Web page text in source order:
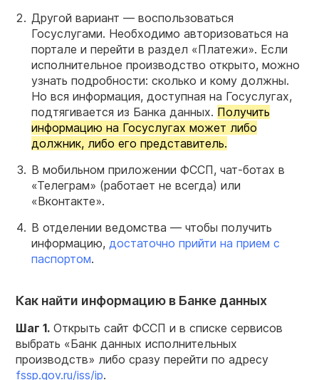
Другой вариант — воспользоваться
Госуслугами. Необходимо авторизоваться на
портале и перейти в раздел «Платежи». Если
исполнительное производство открыто, можно
узнать подробности: сколько и кому должны.
Но вся информация, доступная на Госуслугах,
подтягивается из Банка данных. Получить
информацию на Госуслугах может либо
должник, либо его представитель.
В мобильном приложении ФССП, чат-ботах в
«Телеграм» (работает не всегда) или
«Вконтакте».
В отделении ведомства — чтобы получить
информацию, достаточно прийти на прием с
паспортом.
Как найти информацию в Банке данных
Шаг 1. Открыть сайт ФССП и в списке сервисов
выбрать «Банк данных исполнительных
производств» либо сразу перейти по адресу
fssp.gov.ru/iss/ip.